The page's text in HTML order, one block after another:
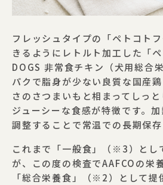
フレッシュタイプの「ペトコト
きるようにレトルト加工した「
DOGS 非常食チキン（犬用総合
パクで脂身が少ない良質な国産
さのさつまいもと相まってしっ
ジューシーな食感が特徴です。
調整することで常温での長期保存
これまで「一般食」（※3）とし
が、この度の検査でAAFCOの栄
「総合栄養食」（※2）として提